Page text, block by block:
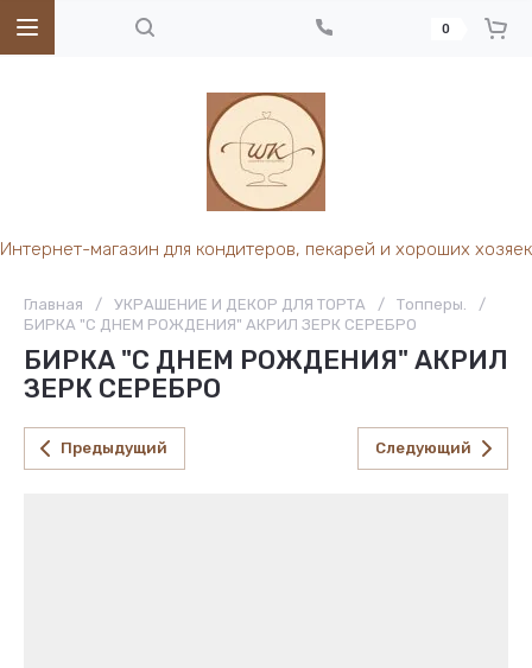
Интернет-магазин для кондитеров, пекарей и хороших хозяек
0
Главная / УКРАШЕНИЕ И ДЕКОР ДЛЯ ТОРТА / Топперы.
/
БИРКА "С ДНЕМ РОЖДЕНИЯ" АКРИЛ ЗЕРК СЕРЕБРО
БИРКА "С ДНЕМ РОЖДЕНИЯ" АКРИЛ
ЗЕРК СЕРЕБРО
Предыдущий Следующий